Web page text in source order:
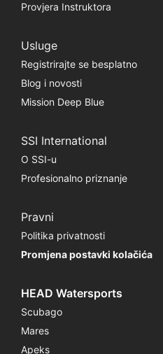
Provjera Instruktora
Usluge
Registrirajte se besplatno
Blog i novosti
Mission Deep Blue
SSI International
O SSI-u
Profesionalno priznanje
Pravni
Politika privatnosti
Promjena postavki kolačića
HEAD Watersports
Scubago
Mares
Apeks